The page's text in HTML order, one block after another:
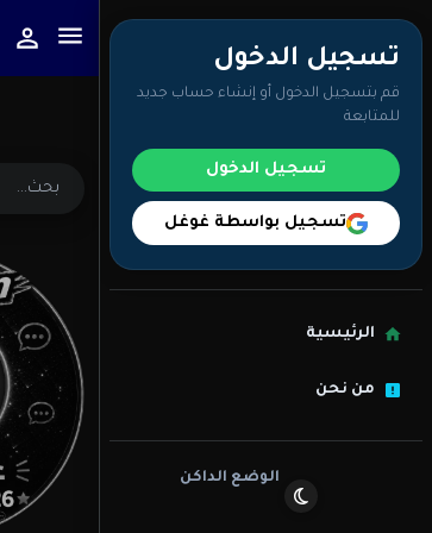
تسجيل الدخول
قم بتسجيل الدخول أو إنشاء حساب جديد
للمتابعة
تسجيل الدخول
تسجيل بواسطة غوغل
الرئيسية
من نحن
الوضع الداكن